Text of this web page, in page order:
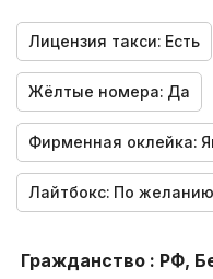
Лицензия такси: Есть
Жёлтые номера: Да
Фирменная оклейка:
Лайтбокс: По желанию
Гражданство : РФ,